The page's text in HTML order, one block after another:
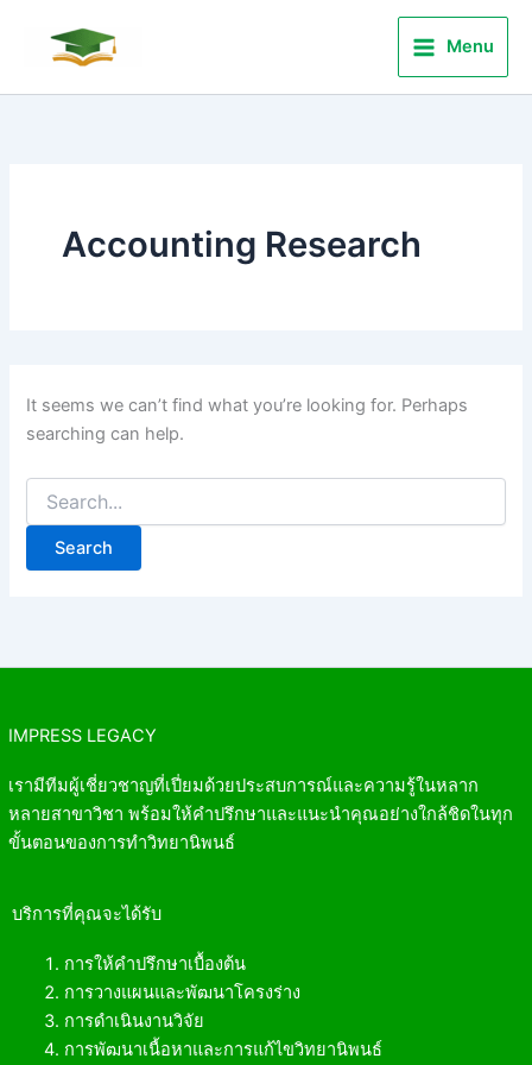
Menu
Accounting Research
It seems we can’t find what you’re looking for. Perhaps
searching can help.
for:
IMPRESS LEGACY
เรามีทีมผู้เชี่ยวชาญที่เปี่ยมด้วยประสบการณ์และความรู้ในหลาก
หลายสาขาวิชา พร้อมให้คำปรึกษาและแนะนำคุณอย่างใกล้ชิดในทุก
ขั้นตอนของการทำวิทยานิพนธ์
บริการที่คุณจะได้รับ
การให้คำปรึกษาเบื้องต้น
การวางแผนและพัฒนาโครงร่าง
การดำเนินงานวิจัย
การพัฒนาเนื้อหาและการแก้ไขวิทยานิพนธ์